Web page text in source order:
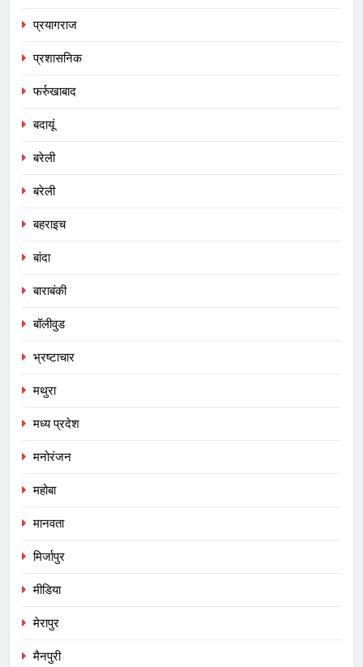
प्रयागराज
प्रशासनिक
फर्रुखाबाद
बदायूं
बरेली
बरेली
बहराइच
बांदा
बाराबंकी
बॉलीवुड
भ्रष्टाचार
मथुरा
मध्य प्रदेश
मनोरंजन
महोबा
मानवता
मिर्जापुर
मीडिया
मेरापुर
मैनपुरी